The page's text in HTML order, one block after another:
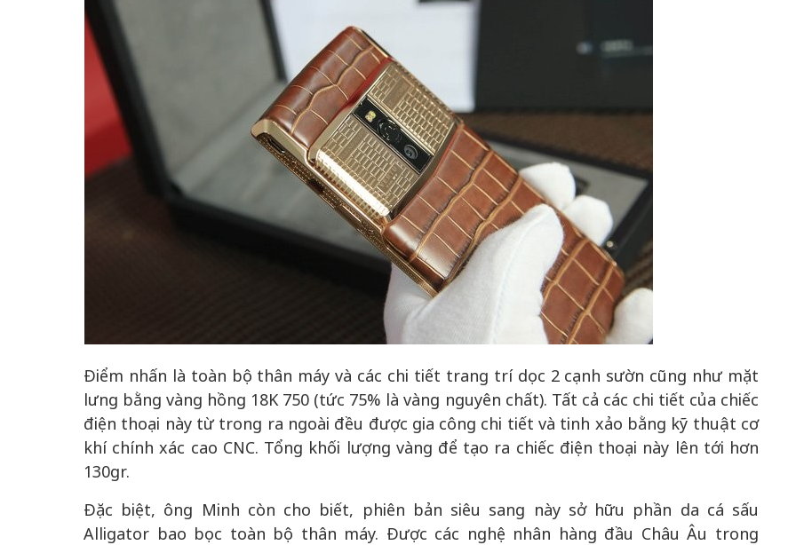
Điểm nhấn là toàn bộ thân máy và các chi tiết trang trí dọc 2 cạnh sườn cũng như mặt
lưng bằng vàng hồng 18K 750 (tức 75% là vàng nguyên chất). Tất cả các chi tiết của chiếc
điện thoại này từ trong ra ngoài đều được gia công chi tiết và tinh xảo bằng kỹ thuật cơ
khí chính xác cao CNC. Tổng khối lượng vàng để tạo ra chiếc điện thoại này lên tới hơn
130gr.
Đặc biệt, ông Minh còn cho biết, phiên bản siêu sang này sở hữu phần da cá sấu
Alligator bao bọc toàn bộ thân máy. Được các nghệ nhân hàng đầu Châu Âu trong
50 năm Việt Nam gia
nhập UNESCO - Khơi
nguồn nội lực, định hình
vị thế kiến tạo | Kỳ 2:
Chuyển hóa hợp tác
thành động lực phát
triển